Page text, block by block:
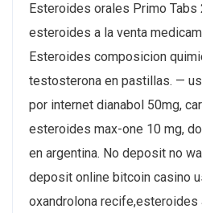
Esteroides orales Primo Tabs
esteroides a la venta
Esteroides composicion
testosterona en pastillas. —
por internet dianabol 50mg,
esteroides max-one 10 mg,
en argentina. No deposit no
deposit online bitcoin casino
oxandrolona